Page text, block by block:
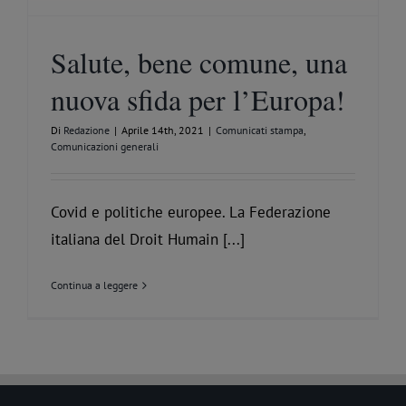
Salute, bene comune, una
nuova sfida per l’Europa!
Di Redazione | Aprile 14th, 2021 | Comunicati stampa,
Comunicazioni generali
Covid e politiche europee. La Federazione
italiana del Droit Humain [...]
Continua a leggere